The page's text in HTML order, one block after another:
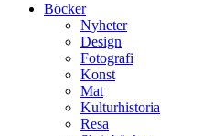
Böcker
Nyheter
Design
Fotografi
Konst
Mat
Kulturhistoria
Resa